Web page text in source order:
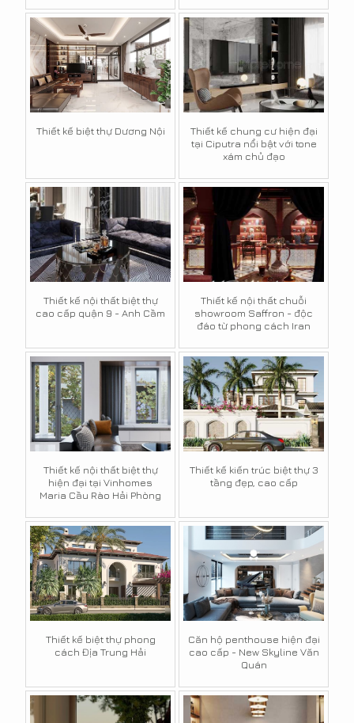
Thiết kế biệt thự Dương Nội
Thiết kế chung cư hiện đại
tại Ciputra nổi bật với tone
xám chủ đạo
Thiết kế nội thất biệt thự
cao cấp quận 9 - Anh Cầm
Thiết kế nội thất chuỗi
showroom Saffron - độc
đáo từ phong cách Iran
Thiết kế nội thất biệt thự
hiện đại tại Vinhomes
Maria Cầu Rào Hải Phòng
Thiết kế kiến trúc biệt thự 3
tầng đẹp, cao cấp
Thiết kế biệt thự phong
cách Địa Trung Hải
Căn hộ penthouse hiện đại
cao cấp - New Skyline Văn
Quán